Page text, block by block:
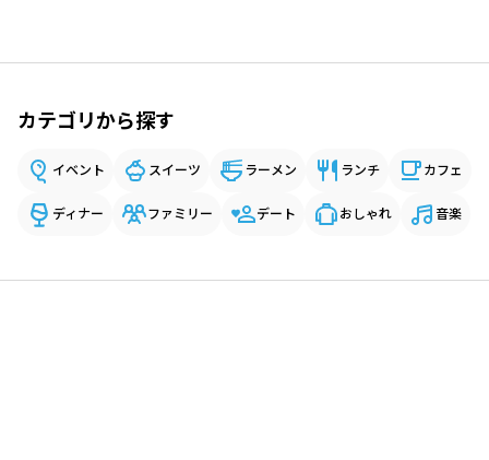
カテゴリから探す
イベント スイーツ ラーメン ランチ カフェ
ディナー ファミリー デート おしゃれ 音楽